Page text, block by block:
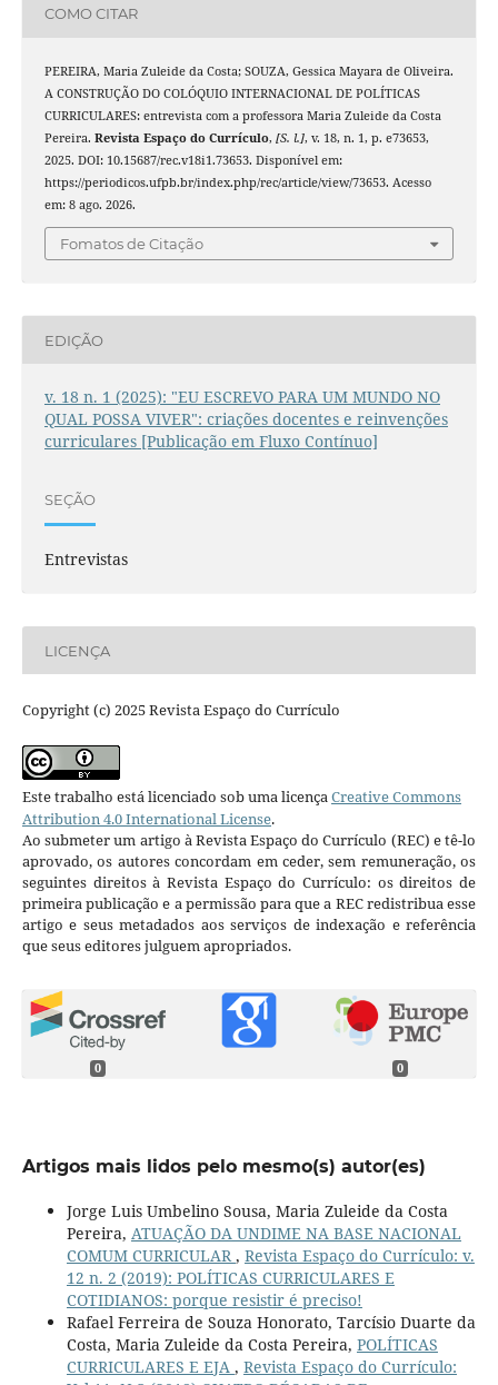
COMO CITAR
PEREIRA, Maria Zuleide da Costa; SOUZA, Gessica Mayara de Oliveira.
A CONSTRUÇÃO DO COLÓQUIO INTERNACIONAL DE POLÍTICAS
CURRICULARES: entrevista com a professora Maria Zuleide da Costa
Pereira. Revista Espaço do Currículo, [S. l.], v. 18, n. 1, p. e73653,
2025. DOI: 10.15687/rec.v18i1.73653. Disponível em:
https://periodicos.ufpb.br/index.php/rec/article/view/73653. Acesso
em: 8 ago. 2026.
Fomatos de Citação
EDIÇÃO
v. 18 n. 1 (2025): "EU ESCREVO PARA UM MUNDO NO
QUAL POSSA VIVER": criações docentes e reinvenções
curriculares [Publicação em Fluxo Contínuo]
SEÇÃO
Entrevistas
LICENÇA
Copyright (c) 2025 Revista Espaço do Currículo
Este trabalho está licenciado sob uma licençaCreative Commons
Attribution 4.0 International License.
Ao submeter um artigo à Revista Espaço do Currículo (REC) e tê-lo
aprovado, os autores concordam em ceder, sem remuneração, os
seguintes direitos à Revista Espaço do Currículo: os direitos de
primeira publicação e a permissão para que a REC redistribua esse
artigo e seus metadados aos serviços de indexação e referência
que seus editores julguem apropriados.
0 0
Artigos mais lidos pelo mesmo(s) autor(es)
Jorge Luis Umbelino Sousa, Maria Zuleide da Costa
Pereira, ATUAÇÃO DA UNDIME NA BASE NACIONAL
COMUM CURRICULAR, Revista Espaço do Currículo: v.
12 n. 2 (2019): POLÍTICAS CURRICULARES E
COTIDIANOS: porque resistir é preciso!
Rafael Ferreira de Souza Honorato, Tarcísio Duarte da
Costa, Maria Zuleide da Costa Pereira, POLÍTICAS
CURRICULARES E EJA , Revista Espaço do Currículo: